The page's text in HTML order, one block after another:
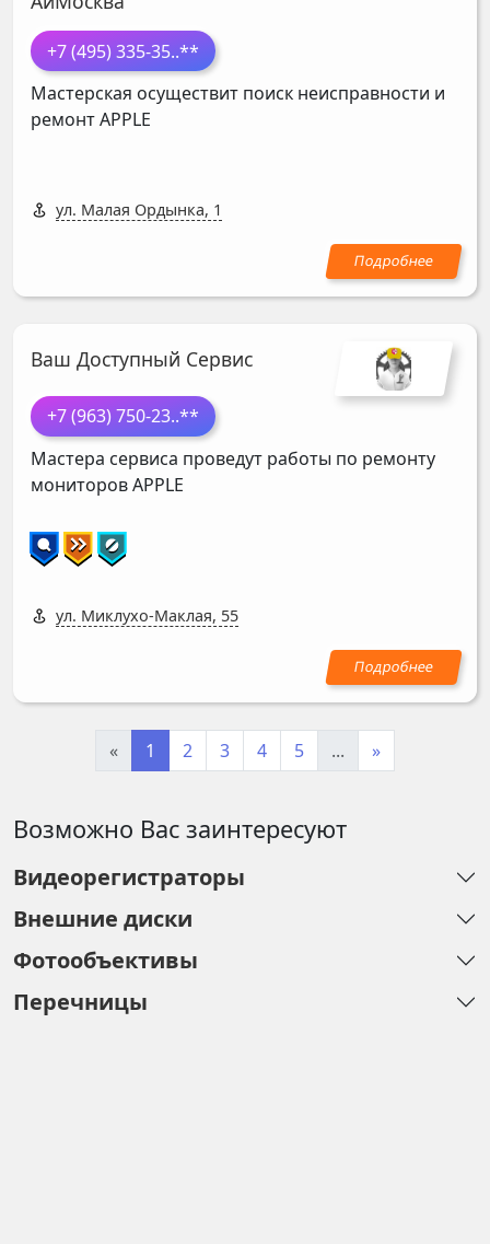
+7 (495) 335-35..**
Мастерская осуществит поиск неисправности и
ремонтAPPLE
ул. Малая Ордынка, 1
Ваш Доступный Сервис
+7 (963) 750-23..**
Мастера сервиса проведут работы по ремонту
мониторовAPPLE
ул. Миклухо-Маклая, 55
« 1 2 3 4 5 ... »
Возможно Вас заинтересуют
Видеорегистраторы
Внешние диски
Фотообъективы
Перечницы